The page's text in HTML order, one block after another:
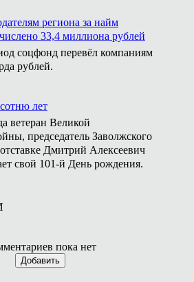
региона за найм
33,4 миллиона рублей
соцфонд перевёл компаниям
рублей.
лет
ветеран Великой
председатель Заволжского
Дмитрий Алексеевич
свой 101-й День рождения.
пока нет
Добавить